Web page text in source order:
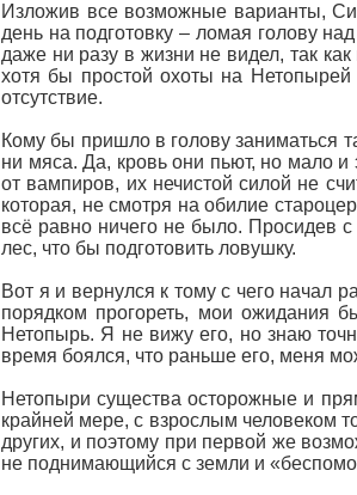
Изложив все возможные варианты,
день на подготовку – ломая голову
даже ни разу в жизни не видел, так
хотя бы простой охоты на
отсутствие.
Кому бы пришло в голову заниматься
ни мяса. Да, кровь они пьют, но мало
от вампиров, их нечистой силой не
которая, не смотря на обилие
всё равно ничего не было. Просидев
лес, что бы подготовить ловушку.
Вот я и вернулся к тому с чего начал
порядком прогореть, мои ожидания
Нетопырь. Я не вижу его, но знаю
время боялся, что раньше его, меня
Нетопыри существа осторожные и
крайней мере, с взрослым человеком
других, и поэтому при первой же
не поднимающийся с земли и